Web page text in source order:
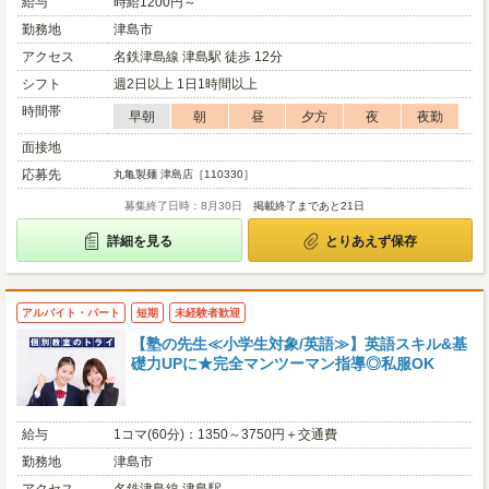
勤務地
津島市
アクセス
名鉄津島線 津島駅 徒歩 12分
シフト
週2日以上 1日1時間以上
時間帯
早朝 朝 昼 夕方 夜
夜勤
面接地
応募先
丸亀製麺 津島店［110330］
募集終了日時：8月30日 掲載終了まであと21日
詳細を見る とりあえず保存
アルバイト・パート 短期 未経験者歓迎
【塾の先生≪小学生対象/英語≫】英語スキル&基
礎力UPに★完全マンツーマン指導◎私服OK
給与
1コマ(60分)：1350～3750円＋交通費
勤務地
津島市